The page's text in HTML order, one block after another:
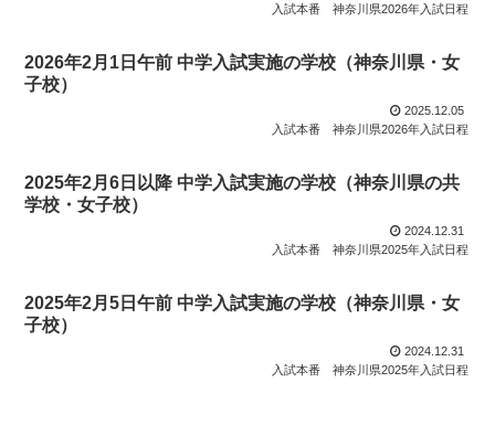
入試本番
神奈川県2026年入試日程
2026年2月1日午前 中学入試実施の学校（神奈川県・女
子校）
2025.12.05
入試本番
神奈川県2026年入試日程
2025年2月6日以降 中学入試実施の学校（神奈川県の共
学校・女子校）
2024.12.31
入試本番
神奈川県2025年入試日程
2025年2月5日午前 中学入試実施の学校（神奈川県・女
子校）
2024.12.31
入試本番
神奈川県2025年入試日程